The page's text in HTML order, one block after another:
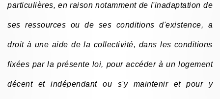
particulières, en raison notamment de l'inadaptation de
ses ressources ou de ses conditions d'existence, a
droit à une aide de la collectivité, dans les conditions
fixées par la présente loi, pour accéder à un logement
décent et indépendant ou s'y maintenir et pour y